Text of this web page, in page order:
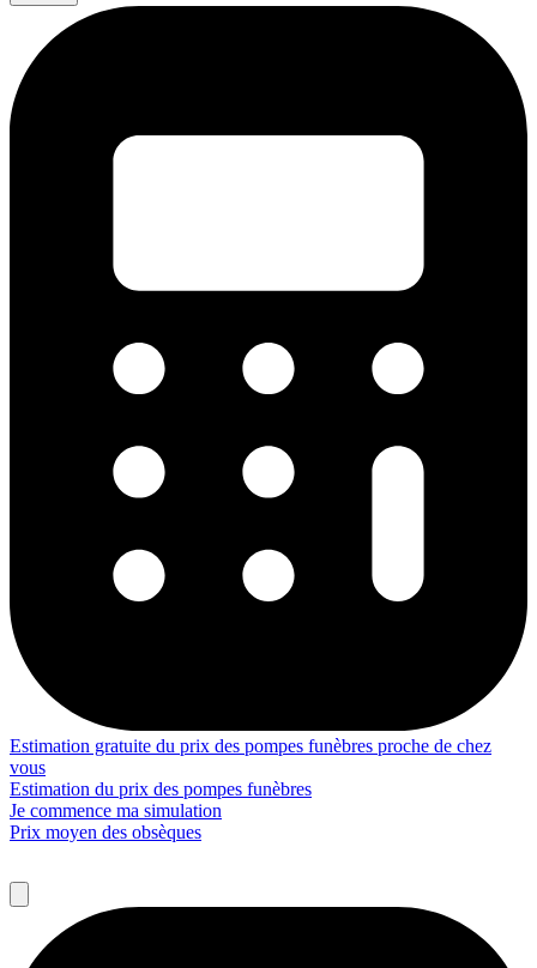
Estimation gratuite du prix des pompes funèbres proche de chez
vous
Estimation du prix des pompes funèbres
Je commence ma simulation
Prix moyen des obsèques